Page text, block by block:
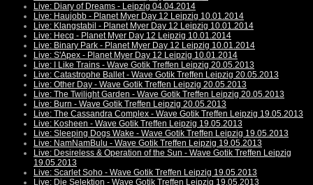
Live: Diary of Dreams - Leipzig 04.04.2014
Live: Haujobb - Planet Myer Day 12 Leipzig 10.01.2014
Live: Klangstabil - Planet Myer Day 12 Leipzig 10.01.2014
Live: Hecq - Planet Myer Day 12 Leipzig 10.01.2014
Live: Binary Park - Planet Myer Day 12 Leipzig 10.01.2014
Live: S'Apex - Planet Myer Day 12 Leipzig 10.01.2014
Live: I Like Trains - Wave Gotik Treffen Leipzig 20.05.2013
Live: Catastrophe Ballet - Wave Gotik Treffen Leipzig 20.05.2013
Live: Other Day - Wave Gotik Treffen Leipzig 20.05.2013
Live: The Twilight Garden - Wave Gotik Treffen Leipzig 20.05.2013
Live: Burn - Wave Gotik Treffen Leipzig 20.05.2013
Live: The Cassandra Complex - Wave Gotik Treffen Leipzig 19.05.2013
Live: Kosheen - Wave Gotik Treffen Leipzig 19.05.2013
Live: Sleeping Dogs Wake - Wave Gotik Treffen Leipzig 19.05.2013
Live: NamNamBulu - Wave Gotik Treffen Leipzig 19.05.2013
Live: Desireless & Operation of the Sun - Wave Gotik Treffen Leipzig
19.05.2013
Live: Scarlet Soho - Wave Gotik Treffen Leipzig 19.05.2013
Live: Die Selektion - Wave Gotik Treffen Leipzig 19.05.2013